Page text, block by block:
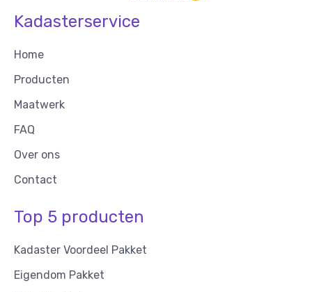
Kadasterservice
Home
Producten
Maatwerk
FAQ
Over ons
Contact
Top 5 producten
Kadaster Voordeel Pakket
Eigendom Pakket